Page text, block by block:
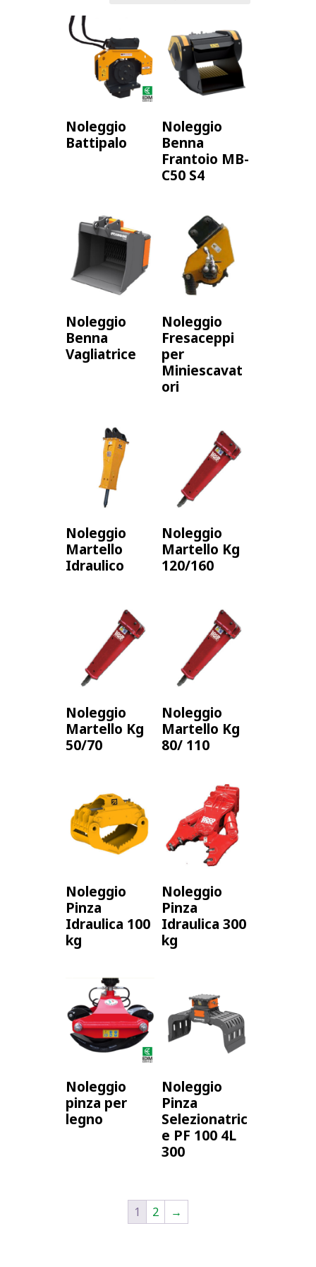
fori nel terreno per pali di fondazione e
impianti.
Trivelle a battipalo:
per la posa di pali di
legno e metallo.
Altri accessori:
tronchi e altri materiali voluminosi.
Spalane:per lo sgombero di neve, terra e
per la raccolta di fieno, paglia e
per il trasporto di materiali in quota.
Forche: per la movimentazione di pallet e
cassoni.
Attacco rapido:
per un cambio rapido e
semplice degli accessori.
Noleggio
Battipalo
Noleggio
Benna
Frantoio MB-
C50 S4
Noleggio
Benna
Vagliatrice
Noleggio
Fresaceppi
per
Miniescavat
ori
Noleggio
Martello
Idraulico
Noleggio
Martello Kg
120/160
Noleggio
Martello Kg
50/70
Noleggio
Martello Kg
80/ 110
Noleggio
Pinza
Idraulica 100
kg
Noleggio
Pinza
Idraulica 300
kg
Noleggio
pinza per
legno
Noleggio
Pinza
Selezionatric
e PF 100 4L
300
1 2 →